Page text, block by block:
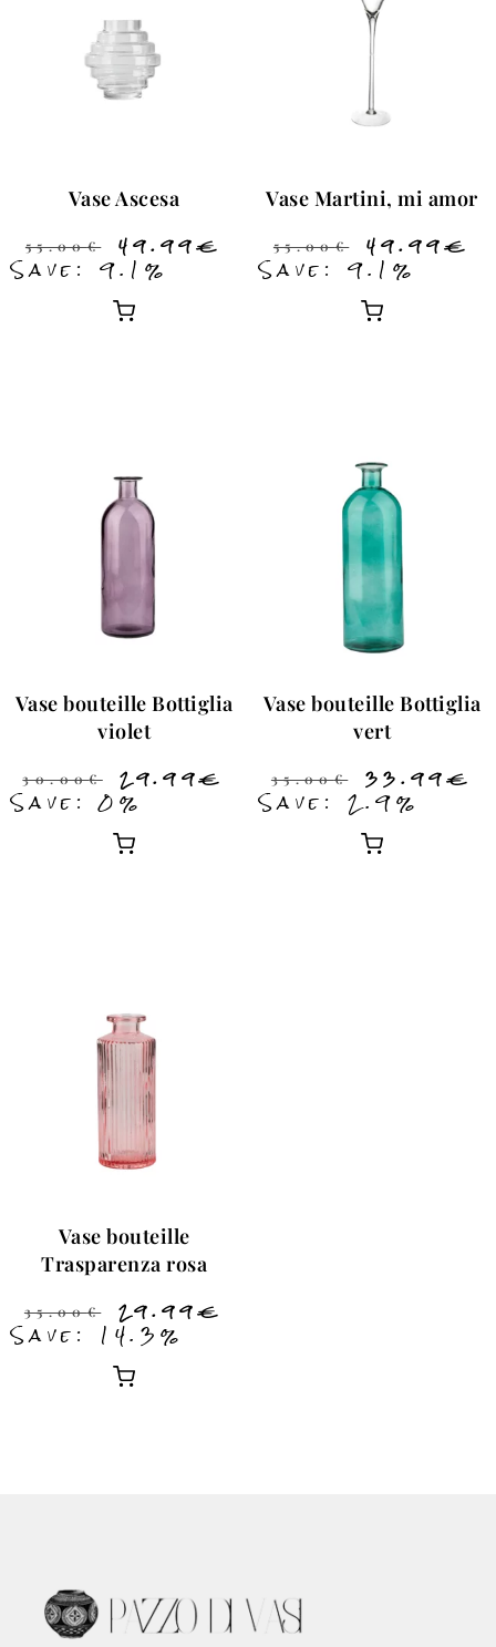
Vase Ascesa
55.00€ 49.99€
Save: 9.1%
Vase Martini, mi amor
55.00€ 49.99€
Save: 9.1%
Vase bouteille Bottiglia
violet
30.00€ 29.99€
Save: 0%
Vase bouteille Bottiglia
vert
35.00€ 33.99€
Save: 2.9%
Vase bouteille
Trasparenza rosa
35.00€ 29.99€
Save: 14.3%